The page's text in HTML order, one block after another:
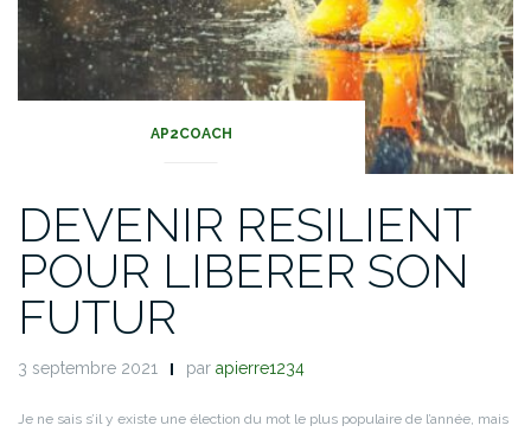
AP2COACH
DEVENIR RESILIENT
POUR LIBERER SON
FUTUR
3 septembre 2021 par apierre1234
Je ne sais s’il y existe une élection du mot le plus populaire de l’année, mais